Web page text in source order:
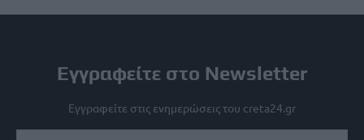
Εγγραφείτε στο Newsletter
Εγγραφείτε στις ενημερώσεις του creta24.gr